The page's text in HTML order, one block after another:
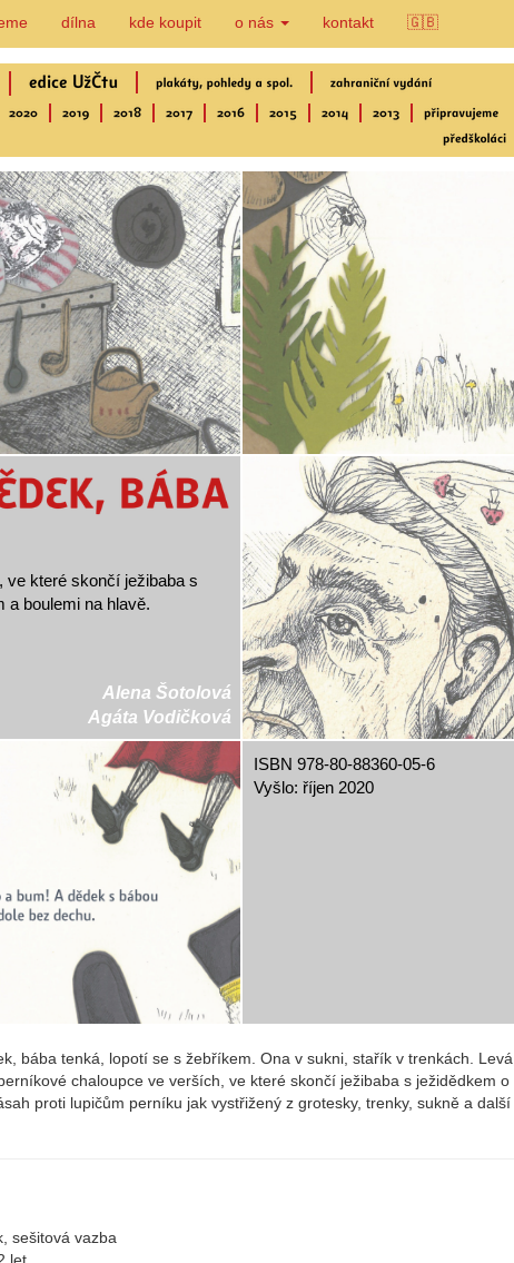
dílna kde koupit o nás kontakt 🇬🇧
ve které skončí ježibaba s
a boulemi na hlavě.
Alena Šotolová
Agáta Vodičková
ISBN 978-80-88360-05-6
Vyšlo: říjen 2020
bába tenká, lopotí se s žebříkem. Ona v sukni, stařík v trenkách.
chaloupce ve verších, ve které skončí ježibaba s ježidědkem
proti lupičům perníku jak vystřižený z grotesky, trenky, sukně a
sešitová vazba
let